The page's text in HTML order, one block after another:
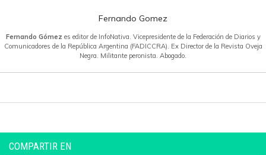
Fernando Gomez
Fernando Gómez es editor de InfoNativa. Vicepresidente de la Federación de Diarios y
Comunicadores de la República Argentina (FADICCRA). Ex Director de la Revista Oveja
Negra. Militante peronista. Abogado.
COMPARTIR EN